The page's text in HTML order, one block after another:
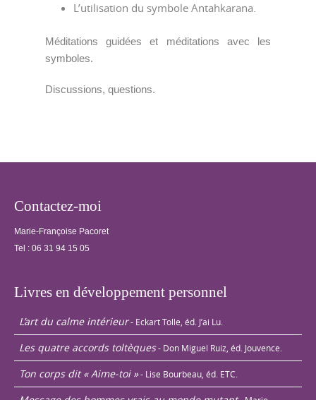
L’utilisation du symbole Antahkarana.
Méditations guidées et méditations avec les
symboles.
Discussions, questions.
Contactez-moi
Marie-Françoise Pacoret
Tel : 06 31 94 15 05
Livres en développement personnel
L’art du calme intérieur- Eckart Tolle, éd. J’ai Lu.
Les quatre accords toltèques- Don Miguel Ruiz, éd. Jouvence.
Ton corps dit « Aime-toi »- Lise Bourbeau, éd. ETC.